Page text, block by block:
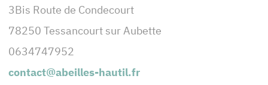
3Bis Route de Condecourt
78250 Tessancourt sur Aubette
0634747952
contact@abeilles-hautil.fr